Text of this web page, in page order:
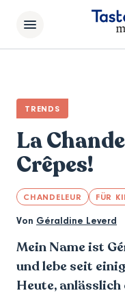
TRENDS
La
Crêpes!
CHANDELEUR FÜR
Von Géraldine Leverd
Mein Name ist
und lebe seit
Heute, anlässlich